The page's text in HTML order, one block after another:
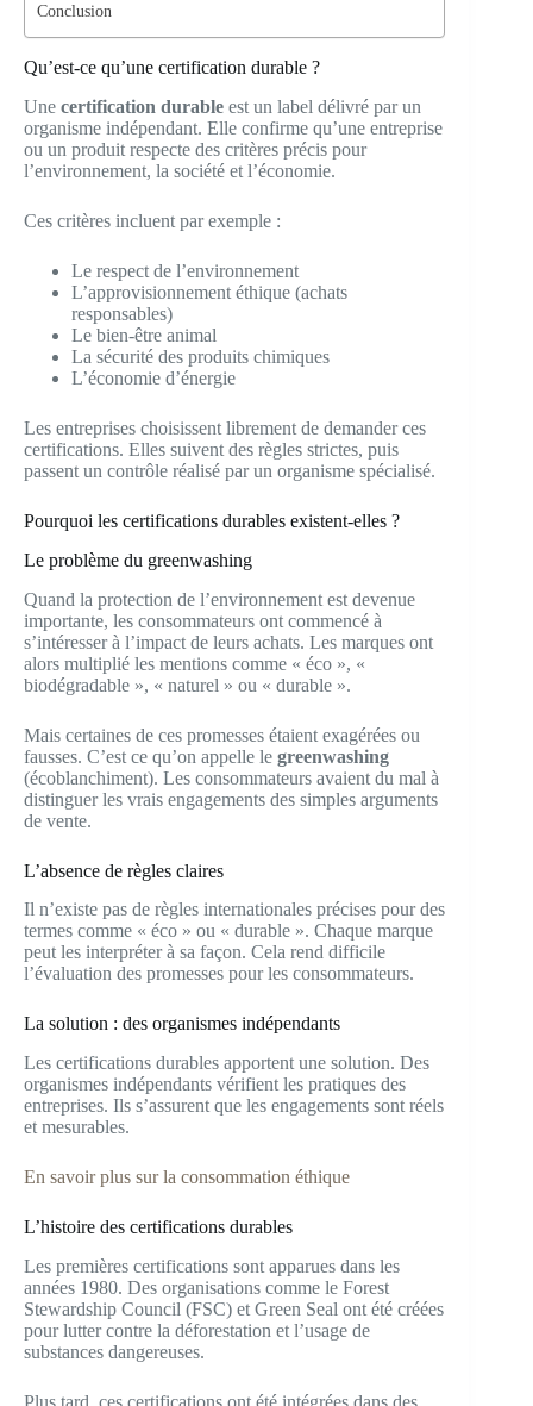
Conclusion
Qu’est-ce qu’une certification durable ?
Une certification durable est un label délivré par un
organisme indépendant. Elle confirme qu’une entreprise
ou un produit respecte des critères précis pour
l’environnement, la société et l’économie.
Ces critères incluent par exemple :
Le respect de l’environnement
L’approvisionnement éthique (achats
responsables)
Le bien-être animal
La sécurité des produits chimiques
L’économie d’énergie
Les entreprises choisissent librement de demander ces
certifications. Elles suivent des règles strictes, puis
passent un contrôle réalisé par un organisme spécialisé.
Pourquoi les certifications durables existent-elles ?
Le problème du greenwashing
Quand la protection de l’environnement est devenue
importante, les consommateurs ont commencé à
s’intéresser à l’impact de leurs achats. Les marques ont
alors multiplié les mentions comme « éco », «
biodégradable », « naturel » ou « durable ».
Mais certaines de ces promesses étaient exagérées ou
fausses. C’est ce qu’on appelle le greenwashing
(écoblanchiment). Les consommateurs avaient du mal à
distinguer les vrais engagements des simples arguments
de vente.
L’absence de règles claires
Il n’existe pas de règles internationales précises pour des
termes comme « éco » ou « durable ». Chaque marque
peut les interpréter à sa façon. Cela rend difficile
l’évaluation des promesses pour les consommateurs.
La solution : des organismes indépendants
Les certifications durables apportent une solution. Des
organismes indépendants vérifient les pratiques des
entreprises. Ils s’assurent que les engagements sont réels
et mesurables.
En savoir plus sur la consommation éthique
L’histoire des certifications durables
Les premières certifications sont apparues dans les
années 1980. Des organisations comme le Forest
Stewardship Council (FSC) et Green Seal ont été créées
pour lutter contre la déforestation et l’usage de
substances dangereuses.
Plus tard, ces certifications ont été intégrées dans des